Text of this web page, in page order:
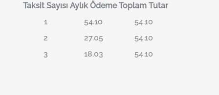
Taksit Sayısı Aylık Ödeme Toplam Tutar
1
54.10
54.10
2
27.05
54.10
3
18.03 54.10